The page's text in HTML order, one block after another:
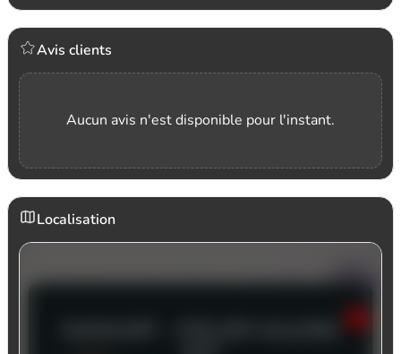
Avis clients
Aucun avis n'est disponible pour l'instant.
Localisation